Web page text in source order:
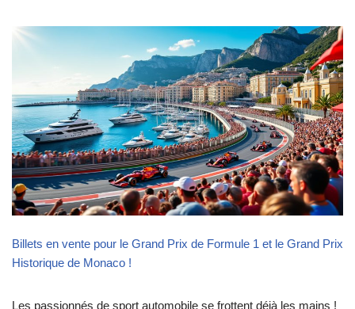
Billets en vente pour le Grand Prix de Formule 1 et le Grand Prix
Historique de Monaco !
Les passionnés de sport automobile se frottent déjà les mains !